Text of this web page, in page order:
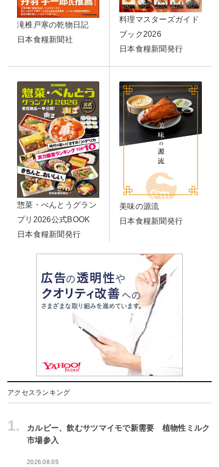
滝椎戸寒の乾物日記
日本食糧新聞社
料理マスターズガイド
ブック2026
日本食糧新聞発行
惣菜・べんとうグラン
プリ2026公式BOOK
日本食糧新聞発行
美味の源流
日本食糧新聞発行
アクセスランキング
1.
カルビー、飲むサツマイモで新需要 植物性ミルク
市場参入
2026.08.05